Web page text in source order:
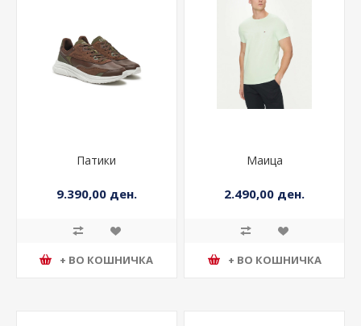
Патики
9.390,00 ден.
+ ВО КОШНИЧКА
Маица
2.490,00 ден.
+ ВО КОШНИЧКА